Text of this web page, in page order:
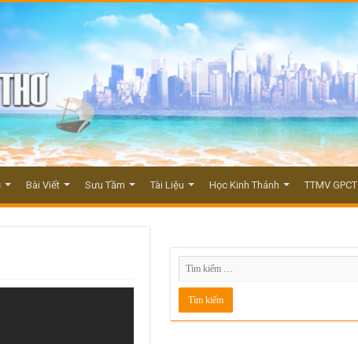
Bài Viết Sưu Tầm Tài Liệu Học Kinh Thánh TTMV GPCT